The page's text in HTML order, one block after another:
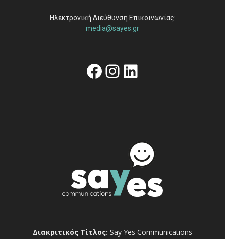
Ηλεκτρονική Διεύθυνση Επικοινωνίας:
media@sayes.gr
Facebook
Instagram
Linkedin
Διακριτικός Τίτλος: Say Yes Communications